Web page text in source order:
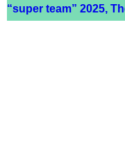
“super team” 2025,